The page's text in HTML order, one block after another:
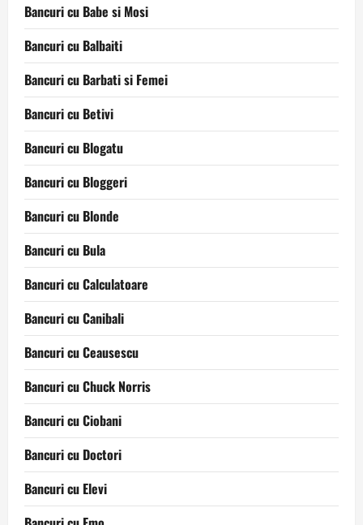
Bancuri cu Babe si Mosi
Bancuri cu Balbaiti
Bancuri cu Barbati si Femei
Bancuri cu Betivi
Bancuri cu Blogatu
Bancuri cu Bloggeri
Bancuri cu Blonde
Bancuri cu Bula
Bancuri cu Calculatoare
Bancuri cu Canibali
Bancuri cu Ceausescu
Bancuri cu Chuck Norris
Bancuri cu Ciobani
Bancuri cu Doctori
Bancuri cu Elevi